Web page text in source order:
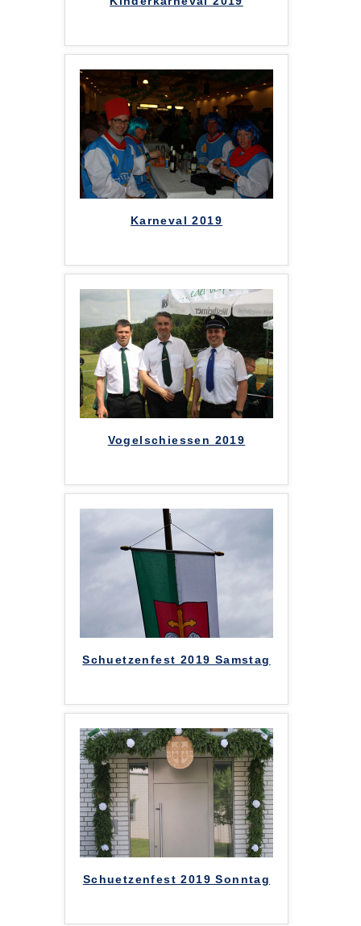
Karneval 2019
Vogelschiessen 2019
Schuetzenfest 2019 Samstag
Schuetzenfest 2019 Sonntag